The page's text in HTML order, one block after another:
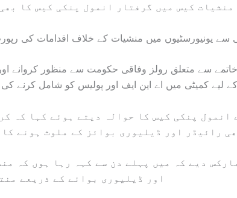
منشیات کیس میں گرفتار انمول پنکی کیس کا
سے یونیورسٹیوں میں منشیات کے خلاف اقدامات کی
سے متعلق رولز وفاقی حکومت سے منظور کروانے
کے لیے کمیٹی میں اے این ایف اور پولیس کو شامل کرنے
انمول پنکی کیس کا حوالہ دیتے ہوئے کہا کہ
رائیڈر اور ڈیلیوری بوائز کے ملوث ہونے کا
دیے کہ میں پہلے دن سے کہہ رہا ہوں کہ
اور ڈیلیوری بوائے کے ذریعے